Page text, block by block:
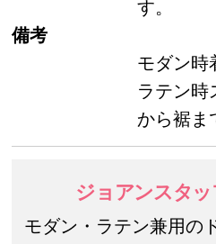
備考
す。
モダン
ラテン時
から裾ま
ジョアンスタッ
モダン・ラテン兼用の